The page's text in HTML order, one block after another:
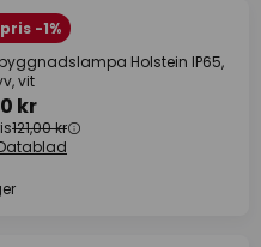
-1%
Holstein IP65,
vit
kr
121,00 kr